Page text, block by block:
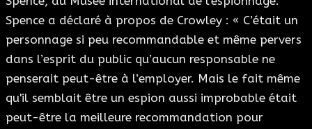
Spence a déclaré à propos de Crowley : « C’était un
personnage si peu recommandable et même pervers
dans l’esprit du public qu’aucun responsable ne
penserait peut-être à l’employer. Mais le fait même
qu'il semblait être un espion aussi improbable était
peut-être la meilleure recommandation pour